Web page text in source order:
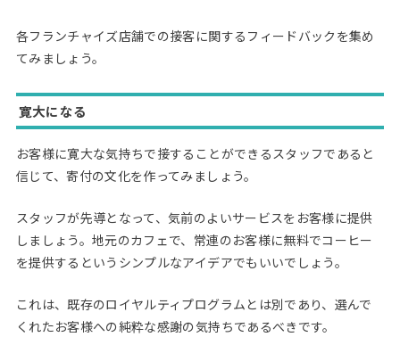
各フランチャイズ店舗での接客に関するフィードバックを集め
てみましょう。
寛大になる
お客様に寛大な気持ちで接することができるスタッフであると
信じて、寄付の文化を作ってみましょう。
スタッフが先導となって、気前のよいサービスをお客様に提供
しましょう。地元のカフェで、常連のお客様に無料でコーヒー
を提供するというシンプルなアイデアでもいいでしょう。
これは、既存のロイヤルティプログラムとは別であり、選んで
くれたお客様への純粋な感謝の気持ちであるべきです。